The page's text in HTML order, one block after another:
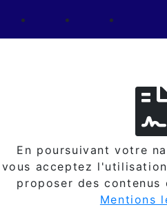
En poursuivant votre
vous acceptez
proposer des contenus
Mentions